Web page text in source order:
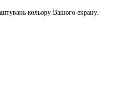
кольору Вашого екрану.